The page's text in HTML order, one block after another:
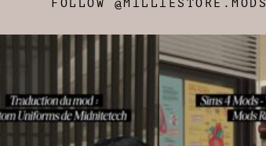
FOLLOW @MILLIESTORE.MODS